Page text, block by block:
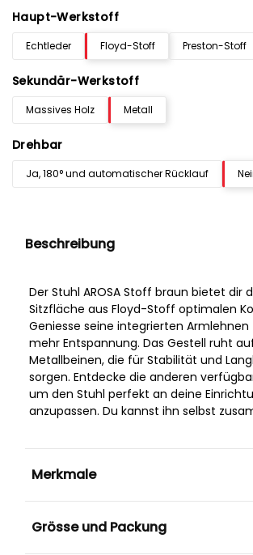
Haupt-Werkstoff
Echtleder Floyd-Stoff Preston-Stoff
Sekundär-Werkstoff
Massives Holz Metall
Drehbar
Ja, 180° und automatischer Rücklauf
Beschreibung
Der Stuhl AROSA Stoff braun bietet dir
Sitzfläche aus Floyd-Stoff optimalen
Geniesse seine integrierten
mehr Entspannung. Das Gestell ruht
Metallbeinen, die für Stabilität und
sorgen. Entdecke die anderen
um den Stuhl perfekt an deine
anzupassen. Du kannst ihn selbst
Merkmale
Grösse und Packung